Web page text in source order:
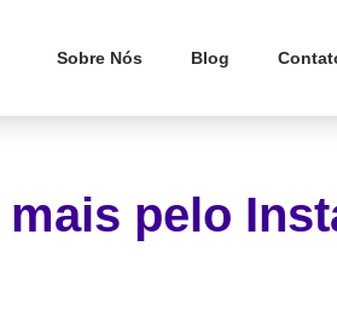
Sobre Nós Blog
pelo